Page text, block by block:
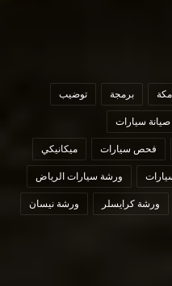
برمجة توضيب
صيانة سيارات
فحص سيارات ميكانيكي
ورشة سيارات الرياض
ورشة كرايسلر ورشة نيسان